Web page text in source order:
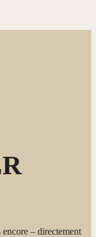
les fibres.
texture onctueuse
se dissout
– directement